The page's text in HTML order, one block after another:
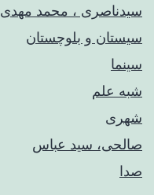
سیدناصری ، محمد مهدی
سیستان و بلوچستان
سینما
شبه علم
شهری
صالحی، سید عباس
صدا